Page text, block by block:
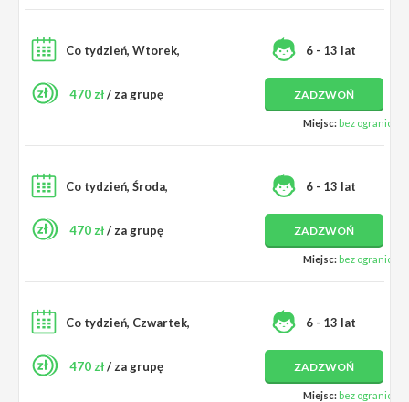
Co tydzień, Wtorek, 6 - 13 lat
470 zł/ za grupę ZADZWOŃ
Miejsc: bez ograniczeń
Co tydzień, Środa, 6 - 13 lat
470 zł/ za grupę ZADZWOŃ
Miejsc: bez ograniczeń
Co tydzień, Czwartek, 6 - 13 lat
470 zł/ za grupę ZADZWOŃ
Miejsc: bez ograniczeń